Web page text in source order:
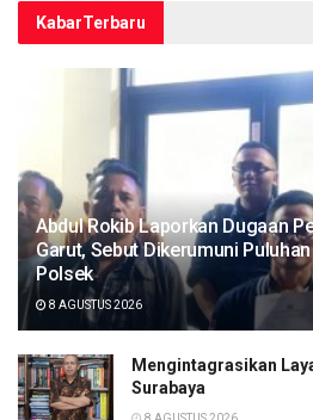
KabarTerbaru
Abdul Rokib Laporkan Dugaan
Garut, Sebut Dikerumuni
Polsek
8 AGUSTUS 2026
Mengintagrasikan
Surabaya